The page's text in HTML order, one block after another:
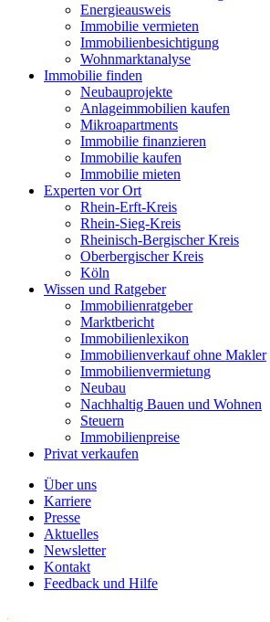
Energieausweis
Immobilie vermieten
Immobilienbesichtigung
Wohnmarktanalyse
Immobilie finden
Neubauprojekte
Anlageimmobilien kaufen
Mikroapartments
Immobilie finanzieren
Immobilie kaufen
Immobilie mieten
Experten vor Ort
Rhein-Erft-Kreis
Rhein-Sieg-Kreis
Rheinisch-Bergischer Kreis
Oberbergischer Kreis
Köln
Wissen und Ratgeber
Immobilienratgeber
Marktbericht
Immobilienlexikon
Immobilienverkauf ohne Makler
Immobilienvermietung
Neubau
Nachhaltig Bauen und Wohnen
Steuern
Immobilienpreise
Privat verkaufen
Über uns
Karriere
Presse
Aktuelles
Newsletter
Kontakt
Feedback und Hilfe